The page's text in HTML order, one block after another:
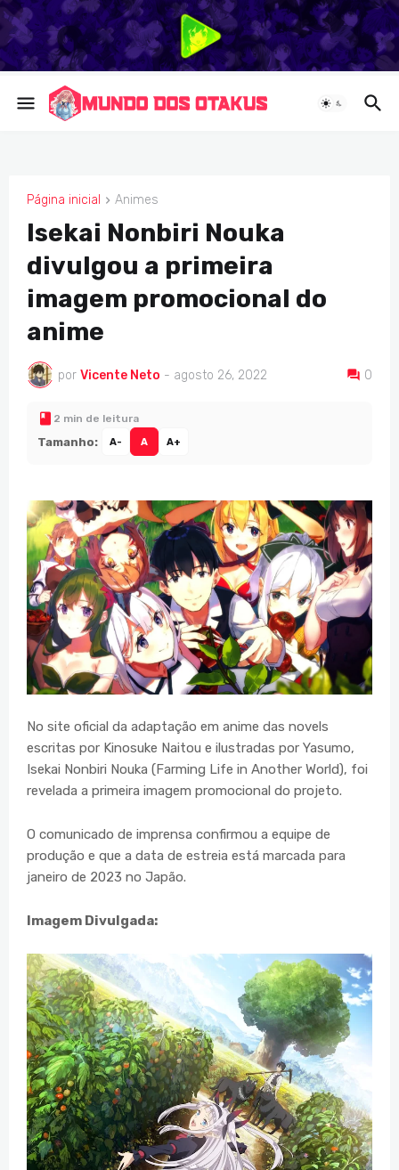
Página inicial Animes
ANIMES
Isekai Nonbiri Nouka
divulgou a primeira
imagem promocional do
anime
por Vicente Neto - agosto 26, 2022 0
2 min de leitura
Tamanho: A- A A+
No site oficial da adaptação em anime das novels
escritas por Kinosuke Naitou e ilustradas por Yasumo,
Isekai Nonbiri Nouka (Farming Life in Another World), foi
revelada a primeira imagem promocional do projeto.
O comunicado de imprensa confirmou a equipe de
produção e que a data de estreia está marcada para
janeiro de 2023 no Japão.
Imagem Divulgada: